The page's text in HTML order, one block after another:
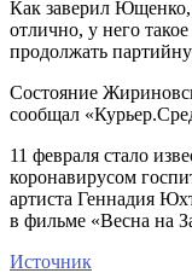
Как заверил Ющенко,
отлично, у него
продолжать
Состояние
сообщал
11 февраля стало
коронавирусом
артиста Геннадия
в фильме «Весна на
Источник